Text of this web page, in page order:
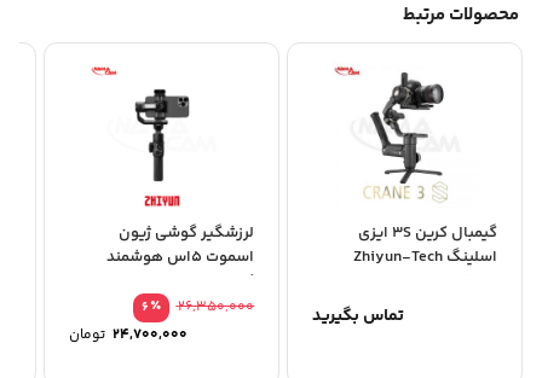
محصولات مرتبط
گیمبال کرین 3S ایزی
اسلینگ Zhiyun-Tech
تماس بگیرید
لرزشگیر گوشی ژیون
اسموت 5اس هوشمند
Combo
٪6 26,350,000
قیمت
اصلی
24,700,000 تومان
قیمت
فعلی